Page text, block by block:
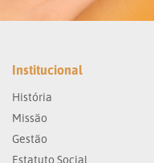
Institucional
História
Missão
Gestão
Estatuto Social